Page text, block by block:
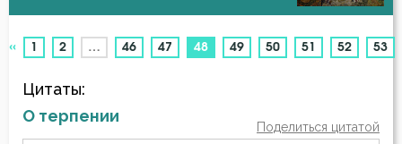
Беда
Авва Феона
Авва Филимон
Аврелий Августин
« 1 2 … 46 47 48(current)
49 50 51 52 53
Цитаты:
О терпении
Поделиться цитатой